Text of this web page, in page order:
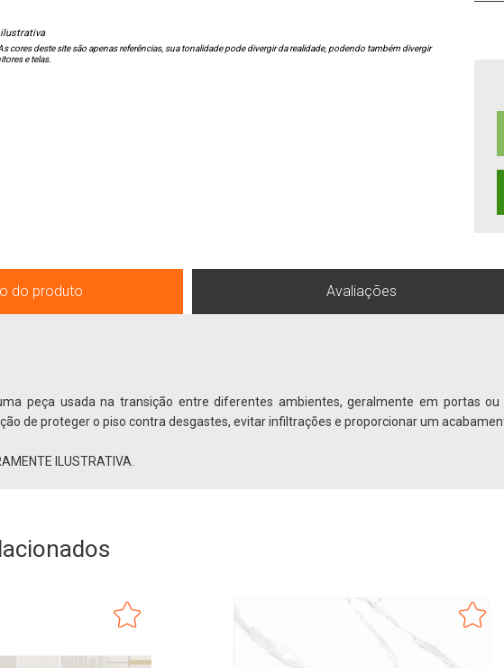
cores deste site são apenas referências, sua tonalidade pode divergir da realidade, podendo também divergir
e telas.
do produto Avaliações
peça usada na transição entre diferentes ambientes, geralmente em portas
de proteger o piso contra desgastes, evitar infiltrações e proporcionar um
ILUSTRATIVA.